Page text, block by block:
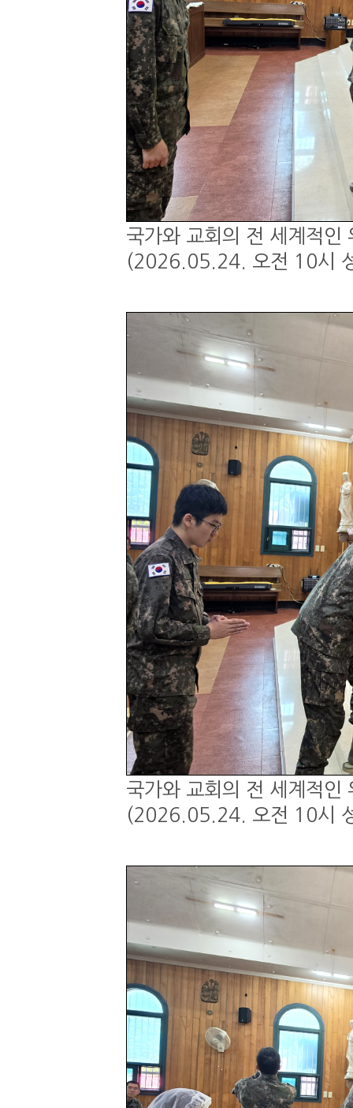
국가와 교회의 전 세계적인
(2026.05.24. 오전 10시
국가와 교회의 전 세계적인
(2026.05.24. 오전 10시